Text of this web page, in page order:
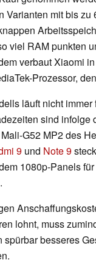
Varianten mit bis
viel RAM punkten
verbaut Xiaomi
Prozessor,
läuft nicht
sind
G52 MP2 des
9 und Note 9
1080p-Panels
lohnt, muss
spürbar besseres